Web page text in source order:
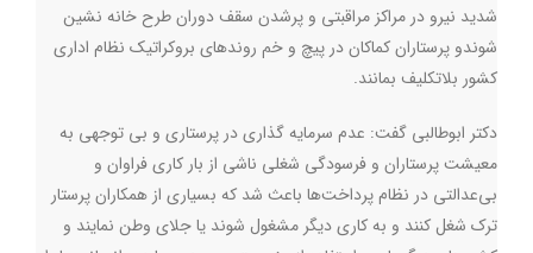
شدید نیرو در مراکز مراقبتی و پرشدن سقف دوران طرح خانه نشین
شوندو پرستاران کماکان در پیچ و خم روندهای بروکراتیک نظام اداری
کشور بلاتکلیف بمانند.
دکتر ابوطالبی گفت: عدم سرمایه گذاری در پرستاری و بی توجهی به
معیشت پرستاران و فرسودگی شغلی ناشی از بار کاری فراوان و
بی‌عدالتی در نظام پرداخت‌ها باعث شد که بسیاری از همکاران پرستار
ترک شغل کنند و به کاری دیگر مشغول شوند یا جلای وطن نمایند و